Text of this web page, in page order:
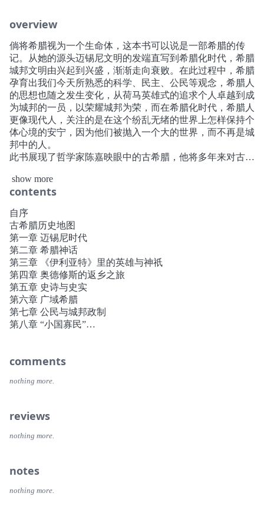
overview
倘将希腊视为一个生命体，这本书可以说是一部希腊的传
记。从她的源头迈锡尼文明的发端直写到希腊化时代，希腊
城邦文明由兴起到兴盛，渐渐走向衰败。在此过程中，希腊
孕育出我们今天所熟悉的科学、民主、公民等观念，希腊人
的思想也随之发生变化，从荷马英雄式的追求个人卓越到成
为城邦的一员，以荣耀城邦为荣，而在希腊化时代，希腊人
更像现代人，关注的是在这个纷乱无绪的世界上怎样保持个
体心境的安宁，因为他们被抛入一个大的世界，而不再是城
邦中的人。
此书展现了哲学家陈嘉映眼中的古希腊，他将多年来对古希
言，达乎更高的生存始终是希腊理想。而何为良好生活，古
希腊始终给我们以启示。
show more
contents
自序
古希腊历史地图
第一章 迈锡尼时代
第二章 希腊神话
第三章 《伊利亚特》里的英雄与神祇
第四章 奥德修斯的返乡之旅
第五章 史诗与史实
第六章 广域希腊
第七章 公民与城邦政制
第八章 “小国寡民”
第十一章 希波战争
第十三章 雅典帝国
第十七章 城邦人
comments
nothing more.
reviews
nothing more.
notes
nothing more.